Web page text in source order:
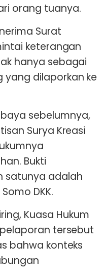
orang tuanya.
Surat
keterangan
hanya sebagai
yang dilaporkan ke
sebelumnya,
Surya Kreasi
Bukti
satunya adalah
DKK.
Kuasa Hukum
tersebut
bahwa konteks